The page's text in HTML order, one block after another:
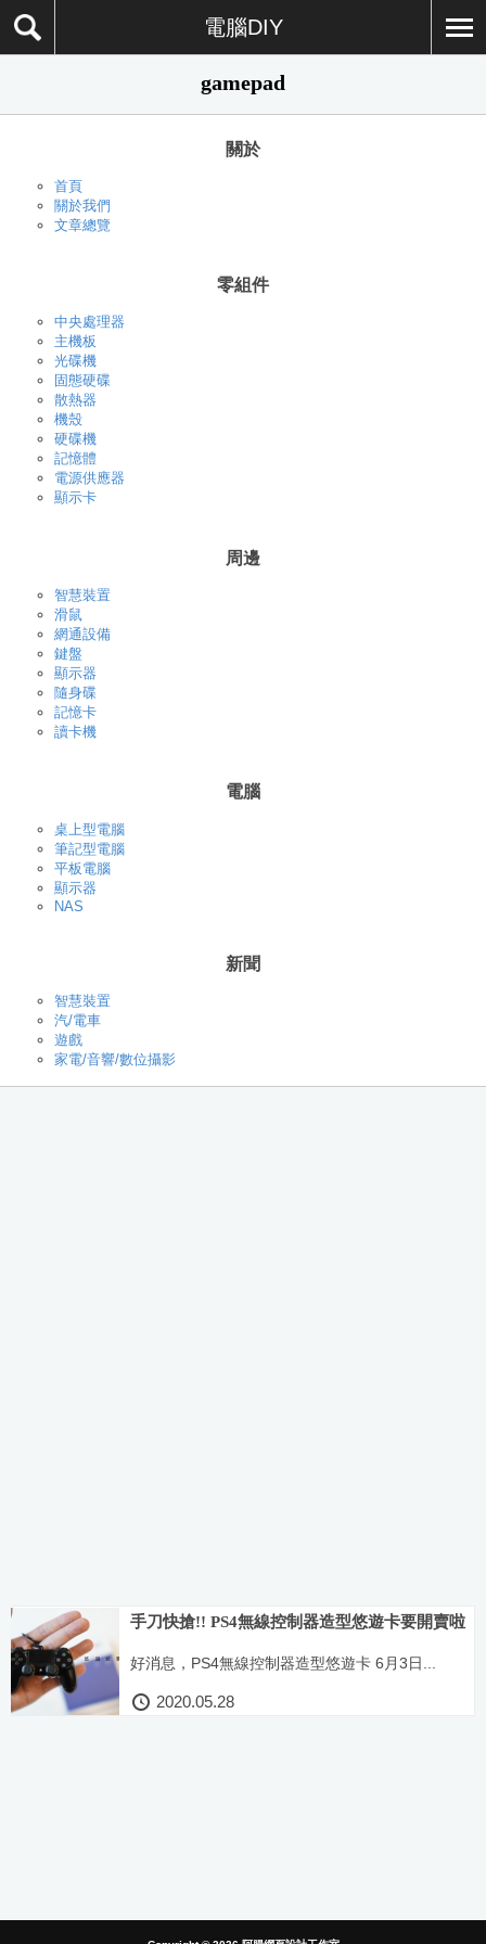
電腦DIY
gamepad
關於
首頁
關於我們
文章總覽
零組件
中央處理器
主機板
光碟機
固態硬碟
散熱器
機殼
硬碟機
記憶體
電源供應器
顯示卡
周邊
智慧裝置
滑鼠
網通設備
鍵盤
顯示器
隨身碟
記憶卡
讀卡機
電腦
桌上型電腦
筆記型電腦
平板電腦
顯示器
NAS
新聞
智慧裝置
汽/電車
遊戲
家電/音響/數位攝影
手刀快搶!! PS4無線控制器造型悠遊卡要開賣啦
好消息，PS4無線控制器造型悠遊卡 6月3日...
2020.05.28